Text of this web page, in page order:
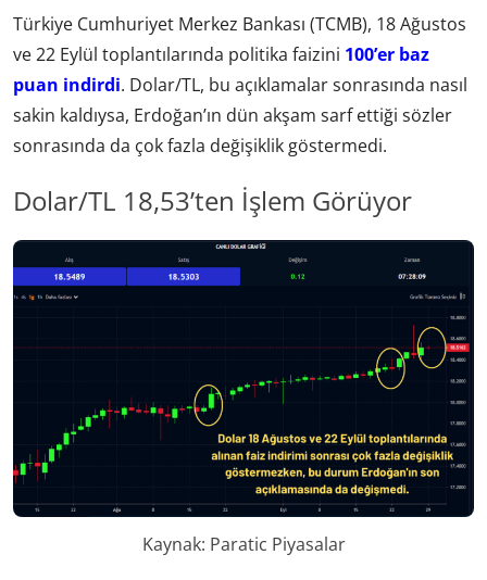
Türkiye Cumhuriyet Merkez Bankası (TCMB), 18 Ağustos
ve 22 Eylül toplantılarında politika faizini 100’er baz
puan indirdi. Dolar/TL, bu açıklamalar sonrasında nasıl
sakin kaldıysa, Erdoğan’ın dün akşam sarf ettiği sözler
sonrasında da çok fazla değişiklik göstermedi.
Dolar/TL 18,53’ten İşlem Görüyor
Kaynak: Paratic Piyasalar